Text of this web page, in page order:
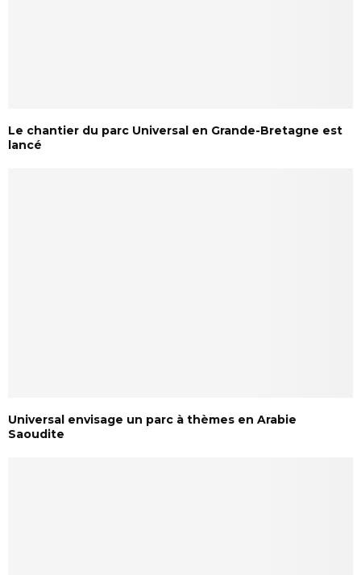
Le chantier du parc Universal en Grande-Bretagne est
lancé
Universal envisage un parc à thèmes en Arabie
Saoudite